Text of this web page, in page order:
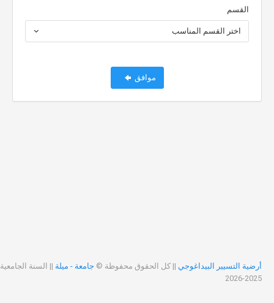
القسم
اختر القسم المناسب
موافق
أرضية التسيير البيداغوجي || كل الحقوق محفوظة © جامعة - ميلة || السنة الجامعية
2025-2026